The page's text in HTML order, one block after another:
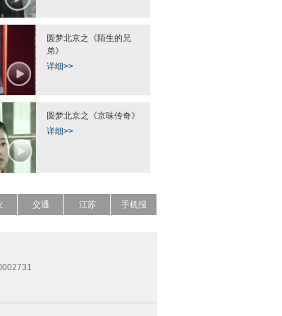
圆梦北京之《陌生的兄
弟》
详细>>
圆梦北京之《京味传奇》
详细>>
交通 江苏 手机报